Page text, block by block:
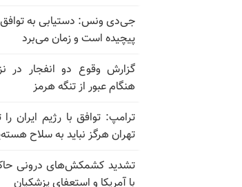
جی‌دی ونس: دستیابی به توافق
پیچیده است و زمان می‌برد
گزارش وقوع دو انفجار در
هنگام عبور از تنگه هرمز
ترامپ: توافق با رژیم ایران
تهران هرگز نباید به سلاح
تشدید کشمکش‌های درونی
با آمریکا و استعفای پزشکیان